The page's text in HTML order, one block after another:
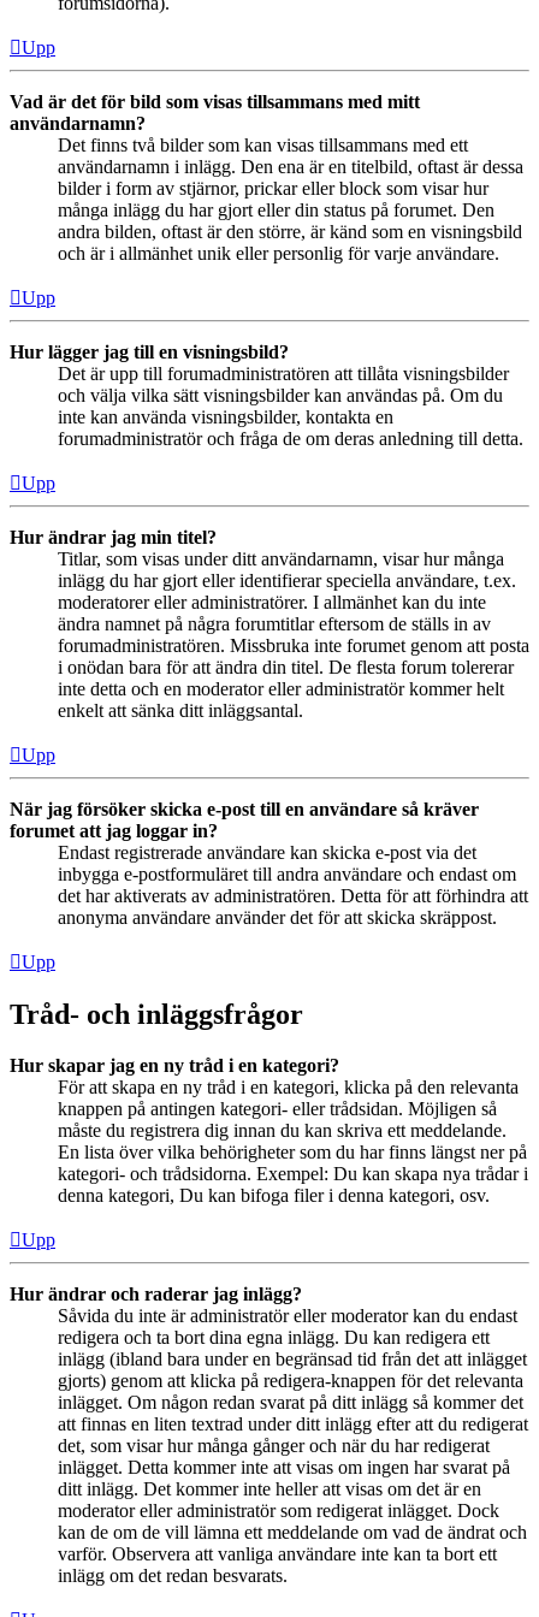
Upp
Vad är det för bild som visas tillsammans med mitt
användarnamn?
Det finns två bilder som kan visas tillsammans med ett
användarnamn i inlägg. Den ena är en titelbild, oftast är dessa
bilder i form av stjärnor, prickar eller block som visar hur
många inlägg du har gjort eller din status på forumet. Den
andra bilden, oftast är den större, är känd som en visningsbild
och är i allmänhet unik eller personlig för varje användare.
Upp
Hur lägger jag till en visningsbild?
Det är upp till forumadministratören att tillåta visningsbilder
och välja vilka sätt visningsbilder kan användas på. Om du
inte kan använda visningsbilder, kontakta en
forumadministratör och fråga de om deras anledning till detta.
Upp
Hur ändrar jag min titel?
Titlar, som visas under ditt användarnamn, visar hur många
inlägg du har gjort eller identifierar speciella användare, t.ex.
moderatorer eller administratörer. I allmänhet kan du inte
ändra namnet på några forumtitlar eftersom de ställs in av
forumadministratören. Missbruka inte forumet genom att posta
i onödan bara för att ändra din titel. De flesta forum tolererar
inte detta och en moderator eller administratör kommer helt
enkelt att sänka ditt inläggsantal.
Upp
När jag försöker skicka e-post till en användare så kräver
forumet att jag loggar in?
Endast registrerade användare kan skicka e-post via det
inbygga e-postformuläret till andra användare och endast om
det har aktiverats av administratören. Detta för att förhindra att
anonyma användare använder det för att skicka skräppost.
Upp
Tråd- och inläggsfrågor
Hur skapar jag en ny tråd i en kategori?
För att skapa en ny tråd i en kategori, klicka på den relevanta
knappen på antingen kategori- eller trådsidan. Möjligen så
måste du registrera dig innan du kan skriva ett meddelande.
En lista över vilka behörigheter som du har finns längst ner på
kategori- och trådsidorna. Exempel: Du kan skapa nya trådar i
denna kategori, Du kan bifoga filer i denna kategori, osv.
Upp
Hur ändrar och raderar jag inlägg?
Såvida du inte är administratör eller moderator kan du endast
redigera och ta bort dina egna inlägg. Du kan redigera ett
inlägg (ibland bara under en begränsad tid från det att inlägget
gjorts) genom att klicka på redigera-knappen för det relevanta
inlägget. Om någon redan svarat på ditt inlägg så kommer det
att finnas en liten textrad under ditt inlägg efter att du redigerat
det, som visar hur många gånger och när du har redigerat
inlägget. Detta kommer inte att visas om ingen har svarat på
ditt inlägg. Det kommer inte heller att visas om det är en
moderator eller administratör som redigerat inlägget. Dock
kan de om de vill lämna ett meddelande om vad de ändrat och
varför. Observera att vanliga användare inte kan ta bort ett
inlägg om det redan besvarats.